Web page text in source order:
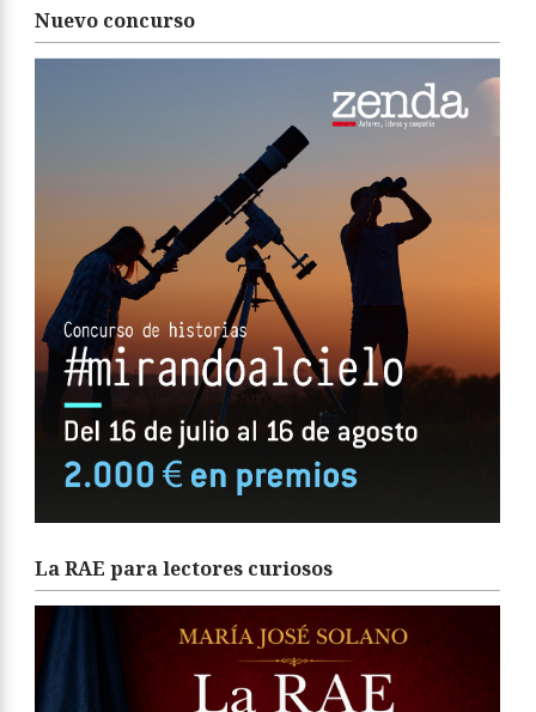
Nuevo concurso
La RAE para lectores curiosos